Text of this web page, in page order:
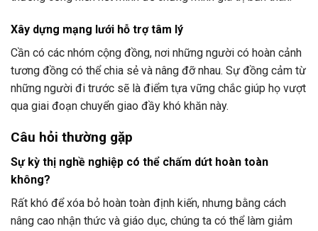
Xây dựng mạng lưới hỗ trợ tâm lý
Cần có các nhóm cộng đồng, nơi những người có hoàn cảnh
tương đồng có thể chia sẻ và nâng đỡ nhau. Sự đồng cảm từ
những người đi trước sẽ là điểm tựa vững chắc giúp họ vượt
qua giai đoạn chuyển giao đầy khó khăn này.
Câu hỏi thường gặp
Sự kỳ thị nghề nghiệp có thể chấm dứt hoàn toàn
không?
Rất khó để xóa bỏ hoàn toàn định kiến, nhưng bằng cách
nâng cao nhận thức và giáo dục, chúng ta có thể làm giảm